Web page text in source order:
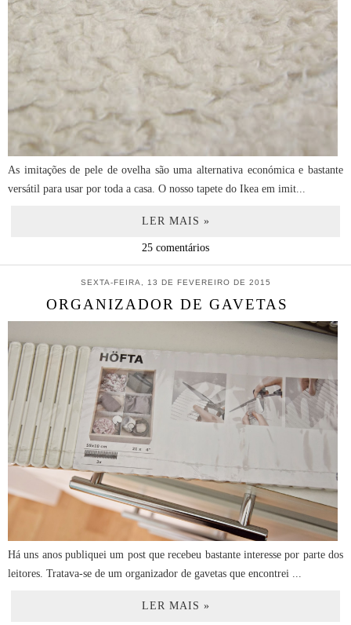
As imitações de pele de ovelha são uma alternativa económica e bastante
versátil para usar por toda a casa. O nosso tapete do Ikea em imit...
LER MAIS »
25 comentários
SEXTA-FEIRA, 13 DE FEVEREIRO DE 2015
ORGANIZADOR DE GAVETAS
Há uns anos publiquei um post que recebeu bastante interesse por parte dos
leitores. Tratava-se de um organizador de gavetas que encontrei ...
LER MAIS »